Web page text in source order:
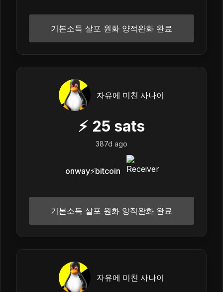
기본소득 살포 원화 양적완화 완료
자유에 미친 사나이
⚡ 25 sats
387d ago
onway⚡️bitcoin
기본소득 살포 원화 양적완화 완료
자유에 미친 사나이